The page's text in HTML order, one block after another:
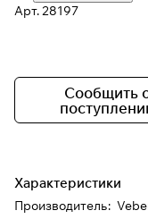
Арт.28197
Сообщить
Характеристики
Производитель:
Сегодня
в